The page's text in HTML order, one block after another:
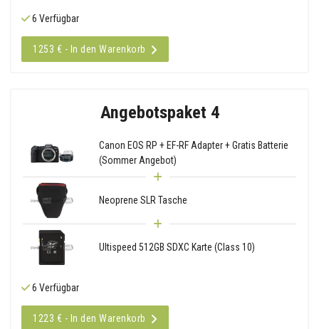
6 Verfügbar
1253 € - In den Warenkorb
Angebotspaket 4
Canon EOS RP + EF-RF Adapter + Gratis Batterie
(Sommer Angebot)
Neoprene SLR Tasche
Ultispeed 512GB SDXC Karte (Class 10)
6 Verfügbar
1223 € - In den Warenkorb